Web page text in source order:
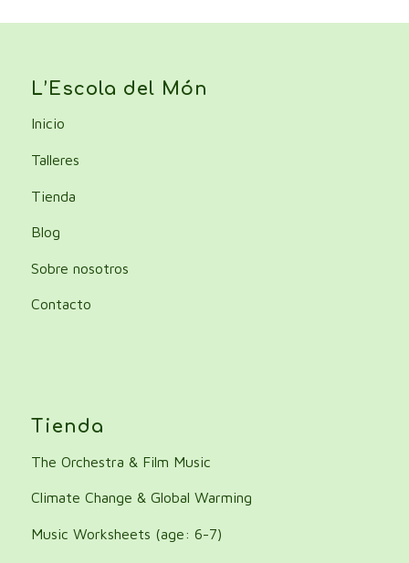
L’Escola del Món
Inicio
Talleres
Tienda
Blog
Sobre nosotros
Contacto
Tienda
The Orchestra & Film Music
Climate Change & Global Warming
Music Worksheets (age: 6-7)